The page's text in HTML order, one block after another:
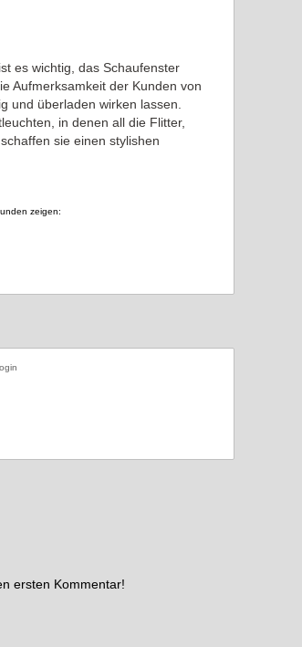
es wichtig, das Schaufenster
Aufmerksamkeit der Kunden von
und überladen wirken lassen.
in denen all die Flitter,
sie einen stylishen
zeigen:
ersten Kommentar!